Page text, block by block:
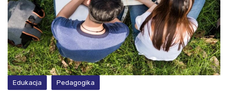
Edukacja Pedagogika